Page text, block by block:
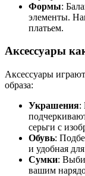
Формы:
элементы.
платьем.
Аксессуары
Аксессуары
образа:
Украшения:
серьги с
Обувь:
и удобная
Сумки:
вашим